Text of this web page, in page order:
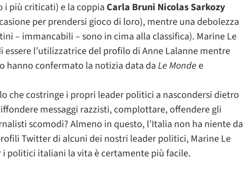
i più criticati) e la coppia Carla Bruni Nicolas Sarkozy
per prendersi gioco di loro), mentre una debolezza
– immancabili – sono in cima alla classifica). Marine Le
essere l’utilizzatrice del profilo di Anne Lalanne mentre
hanno confermato la notizia data daLe Monde e
che costringe i propri leader politici a nascondersi dietro
messaggi razzisti, complottare, offendere gli
scomodi? Almeno in questo, l’Italia non ha niente da
Twitter di alcuni dei nostri leader politici, Marine Le
i politici italiani la vita è certamente più facile.